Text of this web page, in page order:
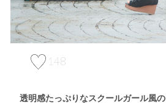
148
透明感たっぷりなスクールガール風の